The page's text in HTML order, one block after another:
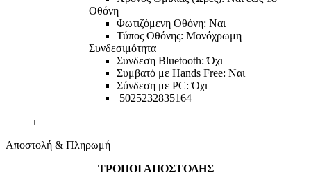
Οθόνη
Φωτιζόμενη Οθόνη: Ναι
Τύπος Οθόνης: Μονόχρωμη
Συνδεσιμότητα
Συνδεση Bluetooth: Όχι
Συμβατό με Hands Free: Ναι
Σύνδεση με PC: Όχι
5025232835164
ι
Αποστολή & Πληρωμή
ΤΡΟΠΟΙ ΑΠΟΣΤΟΛΗΣ